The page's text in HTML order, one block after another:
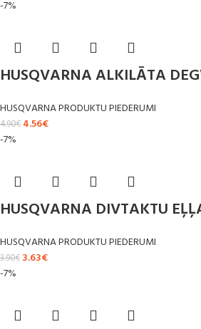
-7%
HUSQVARNA ALKILĀTA
HUSQVARNA PRODUKTU PIEDERUMI
4.90€ 4.56€
-7%
HUSQVARNA DIVTAKTU
HUSQVARNA PRODUKTU PIEDERUMI
3.90€ 3.63€
-7%